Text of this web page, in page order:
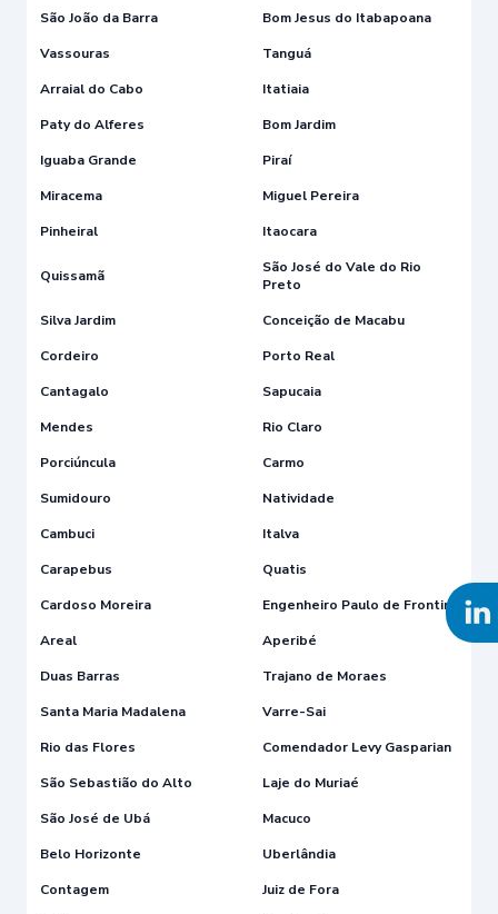
São João da Barra
Bom Jesus do Itabapoana
Vassouras
Tanguá
Arraial do Cabo
Itatiaia
Paty do Alferes
Bom Jardim
Iguaba Grande
Piraí
Miracema
Miguel Pereira
Pinheiral
Itaocara
Quissamã
São José do Vale do Rio
Preto
Silva Jardim
Conceição de Macabu
Cordeiro
Porto Real
Cantagalo
Sapucaia
Mendes
Rio Claro
Porciúncula
Carmo
Sumidouro
Natividade
Cambuci
Italva
Carapebus
Quatis
Cardoso Moreira
Engenheiro Paulo de Frontin
Areal
Aperibé
Duas Barras
Trajano de Moraes
Santa Maria Madalena
Varre-Sai
Rio das Flores
Comendador Levy Gasparian
São Sebastião do Alto
Laje do Muriaé
São José de Ubá
Macuco
Belo Horizonte
Uberlândia
Contagem
Juiz de Fora